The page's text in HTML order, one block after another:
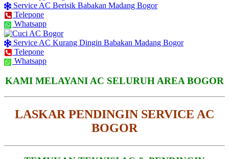
Service AC Berisik Babakan Madang Bogor
Telepone
Whatsapp
Service AC Kurang Dingin Babakan Madang Bogor
Telepone
Whatsapp
KAMI MELAYANI AC SELURUH AREA BOGOR
LASKAR PENDINGIN SERVICE AC
BOGOR